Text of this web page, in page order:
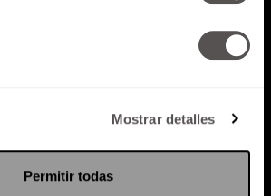
Mostrar detalles
Permitir todas
Política de Privacidad
RADIO MARTHA EVENTOS
SACA TU ID